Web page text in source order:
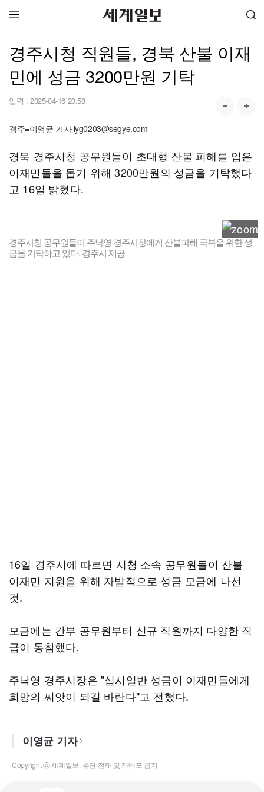
경주시청 직원들, 경북 산불 이재
민에 성금 3200만원 기탁
입력 : 2025-04-16 20:58
경주=이영균 기자 lyg0203@segye.com
경북 경주시청 공무원들이 초대형 산불 피해를 입은
이재민들을 돕기 위해 3200만원의 성금을 기탁했다
고 16일 밝혔다.
경주시청 공무원들이 주낙영 경주시장에게 산불피해 극복을 위한 성
금을 기탁하고 있다. 경주시 제공
16일 경주시에 따르면 시청 소속 공무원들이 산불
이재민 지원을 위해 자발적으로 성금 모금에 나선
것.
모금에는 간부 공무원부터 신규 직원까지 다양한 직
급이 동참했다.
주낙영 경주시장은 "십시일반 성금이 이재민들에게
희망의 씨앗이 되길 바란다"고 전했다.
이영균 기자
Copyright ⓒ 세계일보. 무단 전재 및 재배포 금지